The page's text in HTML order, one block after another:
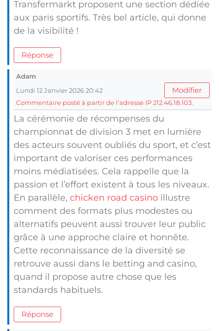
Transfermarkt proposent une section dédiée
aux paris sportifs. Très bel article, qui donne
de la visibilité !
Réponse
Adam
Lundi 12 Janvier 2026 20:42
Modifier
Commentaire posté à partir de l'adresse IP 212.46.18.103.
La cérémonie de récompenses du
championnat de division 3 met en lumière
des acteurs souvent oubliés du sport, et c’est
important de valoriser ces performances
moins médiatisées. Cela rappelle que la
passion et l’effort existent à tous les niveaux.
En parallèle, chicken road casino illustre
comment des formats plus modestes ou
alternatifs peuvent aussi trouver leur public
grâce à une approche claire et honnête.
Cette reconnaissance de la diversité se
retrouve aussi dans le betting and casino,
quand il propose autre chose que les
standards habituels.
Réponse